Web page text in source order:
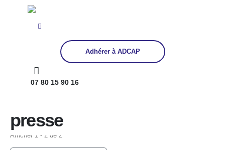
Adhérer à ADCAP
07 80 15 90 16
presse
Afficher 1 - 2 de 2